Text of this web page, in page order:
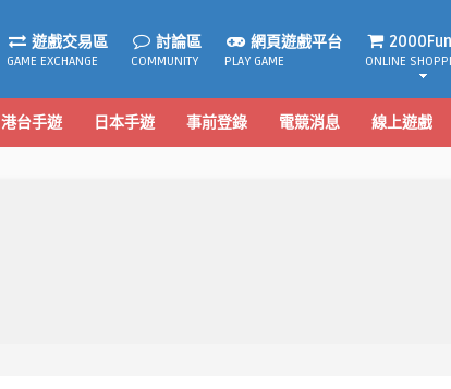
遊戲交易區
GAME EXCHANGE
討論區
COMMUNITY
網頁遊戲平台
PLAY GAME ONLINE
港台手遊 日本手遊 事前登錄 電競消息 線上遊戲